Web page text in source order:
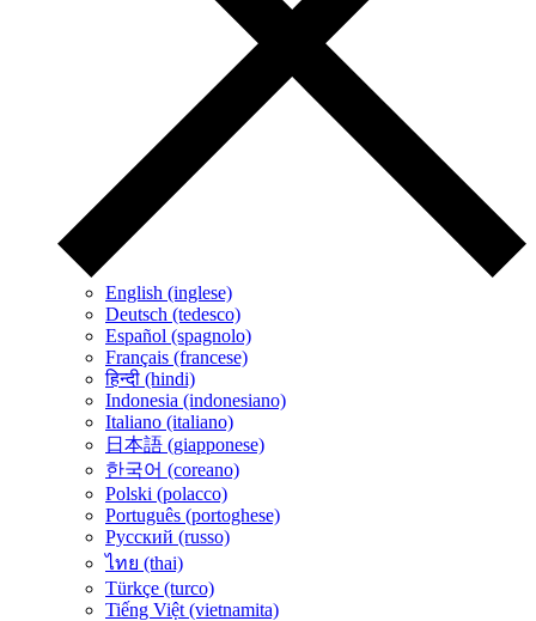
English (inglese)
Deutsch (tedesco)
Español (spagnolo)
Français (francese)
हिन्दी (hindi)
Indonesia (indonesiano)
Italiano (italiano)
日本語 (giapponese)
한국어 (coreano)
Polski (polacco)
Português (portoghese)
Русский (russo)
ไทย (thai)
Türkçe (turco)
Tiếng Việt (vietnamita)